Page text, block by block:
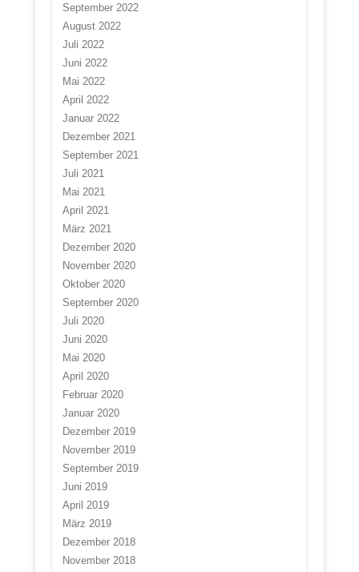
September 2022
August 2022
Juli 2022
Juni 2022
Mai 2022
April 2022
Januar 2022
Dezember 2021
September 2021
Juli 2021
Mai 2021
April 2021
März 2021
Dezember 2020
November 2020
Oktober 2020
September 2020
Juli 2020
Juni 2020
Mai 2020
April 2020
Februar 2020
Januar 2020
Dezember 2019
November 2019
September 2019
Juni 2019
April 2019
März 2019
Dezember 2018
November 2018